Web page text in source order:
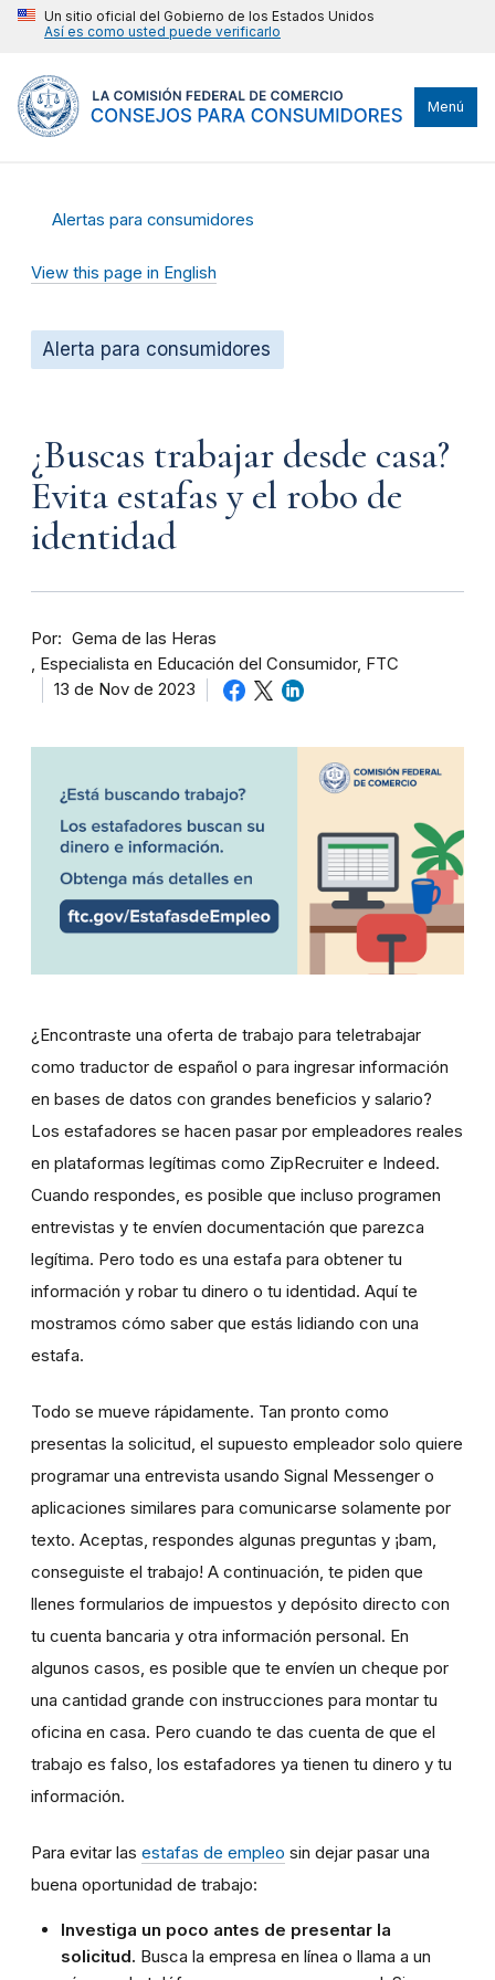
Un sitio oficial del Gobierno de los Estados Unidos
Así es como usted puede verificarlo
Menú
Alertas para consumidores
View this page in English
Alerta para consumidores
¿Buscas trabajar desde casa?
Evita estafas y el robo de
identidad
Por
Gema de las Heras
Especialista en Educación del Consumidor, FTC
13 de Nov de 2023
¿Encontraste una oferta de trabajo para teletrabajar
como traductor de español o para ingresar información
en bases de datos con grandes beneficios y salario?
Los estafadores se hacen pasar por empleadores reales
en plataformas legítimas como ZipRecruiter e Indeed.
Cuando respondes, es posible que incluso programen
entrevistas y te envíen documentación que parezca
legítima. Pero todo es una estafa para obtener tu
información y robar tu dinero o tu identidad. Aquí te
mostramos cómo saber que estás lidiando con una
estafa.
Todo se mueve rápidamente. Tan pronto como
presentas la solicitud, el supuesto empleador solo quiere
programar una entrevista usando Signal Messenger o
aplicaciones similares para comunicarse solamente por
texto. Aceptas, respondes algunas preguntas y ¡bam,
conseguiste el trabajo! A continuación, te piden que
llenes formularios de impuestos y depósito directo con
tu cuenta bancaria y otra información personal. En
algunos casos, es posible que te envíen un cheque por
una cantidad grande con instrucciones para montar tu
oficina en casa. Pero cuando te das cuenta de que el
trabajo es falso, los estafadores ya tienen tu dinero y tu
información.
Para evitar las estafas de empleo sin dejar pasar una
buena oportunidad de trabajo:
Investiga un poco antes de presentar la
solicitud. Busca la empresa en línea o llama a un